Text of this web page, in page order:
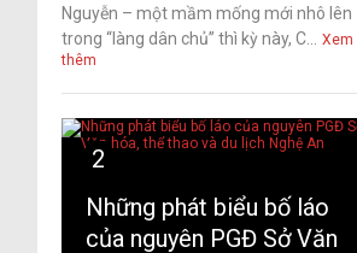
Nguyễn – một mầm mống mới nhô lên
trong “làng dân chủ” thì kỳ này, C...
Xem
thêm
2
Những phát biểu bố láo
của nguyên PGĐ Sở Văn